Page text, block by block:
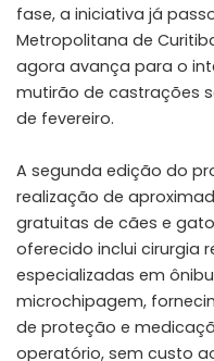
fase, a iniciativa já
Metropolitana de
agora avança para o
mutirão de castrações
de fevereiro.
A segunda edição do
realização de
gratuitas de cães e
oferecido inclui cirurgia
especializadas em
microchipagem,
de proteção e
operatório, sem custo